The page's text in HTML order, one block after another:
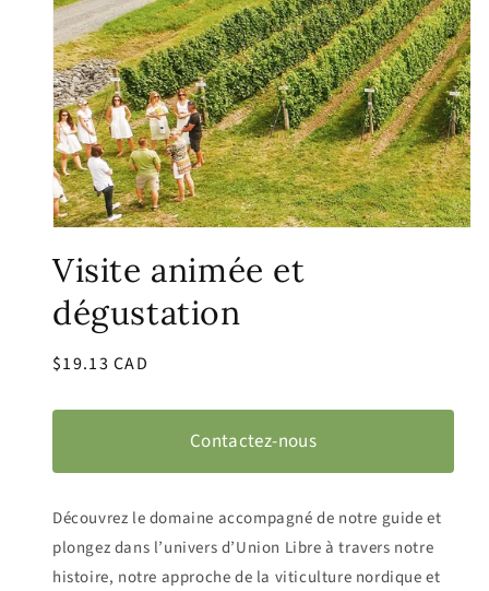
média
dans
une
fenêtre
Visite animée et
dégustation
Prix
$19.13 CAD
Contactez-nous
Découvrez le domaine accompagné de notre guide et
plongez dans l’univers d’Union Libre à travers notre
histoire, notre approche de la viticulture nordique et